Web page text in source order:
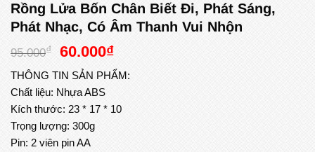
Rồng Lửa Bốn Chân Biết Đi, Phát Sáng,
Phát Nhạc, Có Âm Thanh Vui Nhộn
95.000₫
Giá
gốc
là:
95.000₫.
60.000₫Giá
hiện
tại
60.000₫.
THÔNG TIN SẢN PHẨM:
Chất liệu: Nhựa ABS
Kích thước: 23 * 17 * 10
Trọng lượng: 300g
Pin: 2 viên pin AA